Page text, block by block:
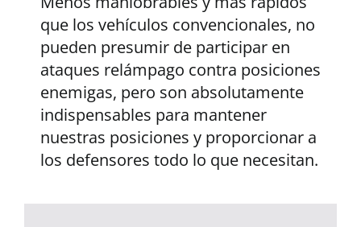
que los vehículos convencionales, no
pueden presumir de participar en
ataques relámpago contra posiciones
enemigas, pero son absolutamente
indispensables para mantener
nuestras posiciones y proporcionar a
los defensores todo lo que necesitan.